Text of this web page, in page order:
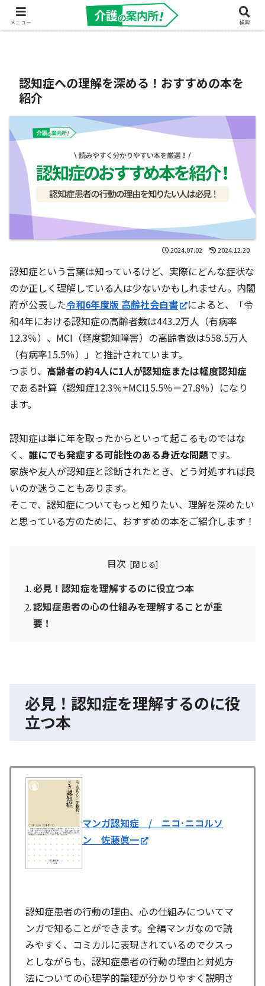
＜ このサイトは広告･プロモーションを含んでいます。＞
認知症への理解を深める！おすすめの本を
紹介
2024.07.02 2024.12.20
認知症という言葉は知っているけど、実際にどんな症状な
のか正しく理解している人は少ないかもしれません。内閣
府が公表した令和6年度版 高齢社会白書
によると、「令
和4年における認知症の高齢者数は443.2万人（有病率
12.3％）、MCI（軽度認知障害）の高齢者数は558.5万人
（有病率15.5％）」と推計されています。
つまり、 高齢者の約4人に1人が認知症または軽度認知症
である計算（認知症12.3％+MCI15.5％＝27.8％）になり
ます。
認知症は単に年を取ったからといって起こるものではな
く、 誰にでも発症する可能性のある身近な問題です。
家族や友人が認知症と診断されたとき、どう対処すれば良
いのか迷うこともあります。
そこで、認知症についてもっと知りたい、理解を深めたい
と思っている方のために、おすすめの本をご紹介します！
目次
必見！認知症を理解するのに役立つ本
認知症患者の心の仕組みを理解することが重
要！
必見！認知症を理解するのに役
立つ本
マンガ認知症 / ニコ･ニコルソ
ン 佐藤眞一
認知症患者の行動の理由、心の仕組みについてマ
ンガで知ることができます。全編マンガなので読
みやすく、コミカルに表現されているのでクスっ
としながらも、認知症患者の行動の理由と対処方
法についての心理学的論理が分かりやすく説明さ
メニュー 検索